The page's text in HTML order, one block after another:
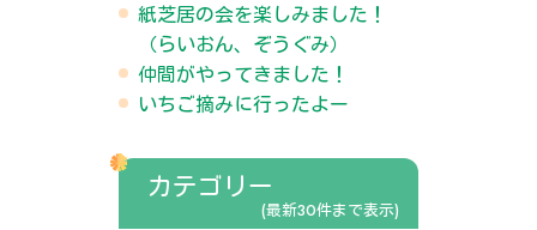
紙芝居の会を楽しみました！
（らいおん、ぞうぐみ）
仲間がやってきました！
いちご摘みに行ったよー
カテゴリー
(最新30件まで表示)